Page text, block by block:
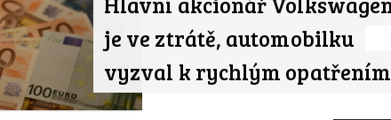
je ve ztrátě, automobilku
vyzval k rychlým opatřením